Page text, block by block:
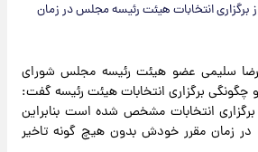
انتخابات هیئت رئیسه مجلس در زمان
سلیمی عضو هیئت رئیسه مجلس شورای
و چگونگی برگزاری انتخابات هیئت رئیسه گفت:
انتخابات مشخص شده است بنابراین
در زمان مقرر خودش بدون هیچ گونه تاخیر